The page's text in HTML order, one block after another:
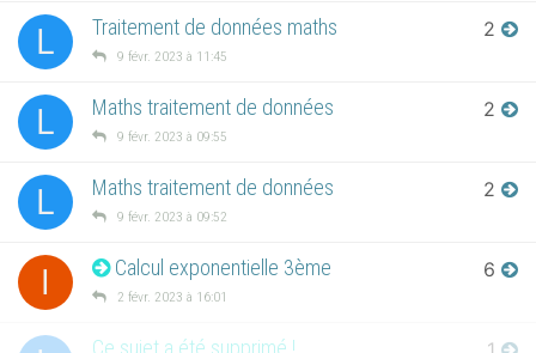
L Traitement de données maths
9 févr. 2023 à 11:45
2
L Maths traitement de données
9 févr. 2023 à 09:55
2
L Maths traitement de données
9 févr. 2023 à 09:52
2
I Calcul exponentielle 3ème
2 févr. 2023 à 16:01
6
Ce sujet a été supprimé !